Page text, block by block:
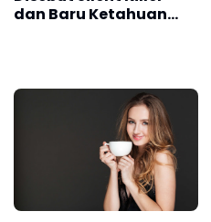
dan Baru Ketahuan